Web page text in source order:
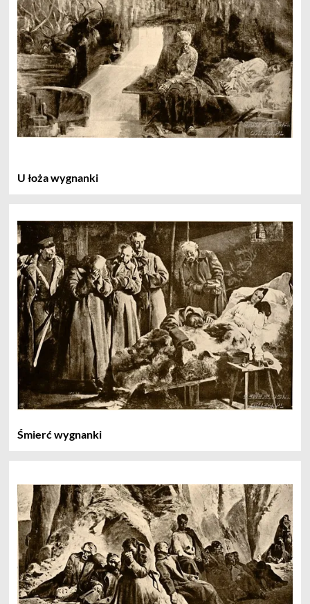
U łoża wygnanki
Śmierć wygnanki